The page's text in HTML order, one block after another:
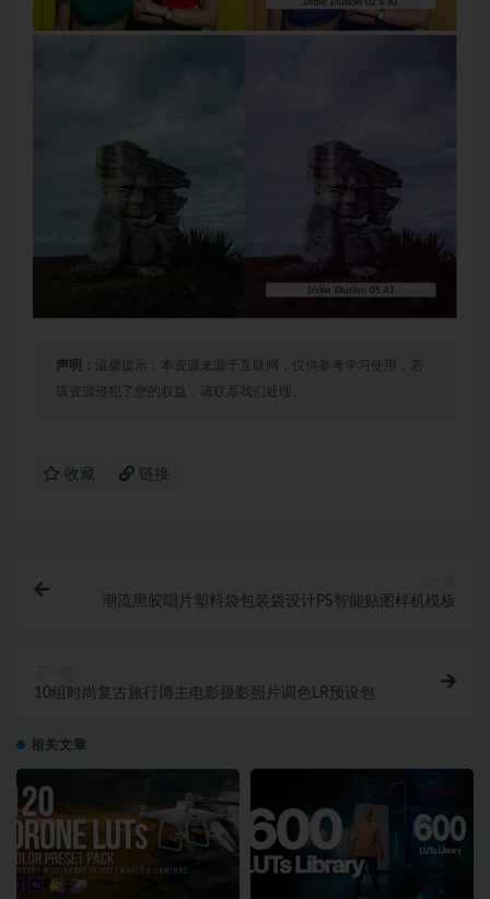
声明： 温馨提示：本资源来源于互联网，仅供参考学习使用，若
该资源侵犯了您的权益，请联系我们处理。
收藏 链接
潮流黑胶唱片塑料袋包装袋设计PS智能贴图样机模板
10组时尚复古旅行博主电影摄影照片调色LR预设包
相关文章